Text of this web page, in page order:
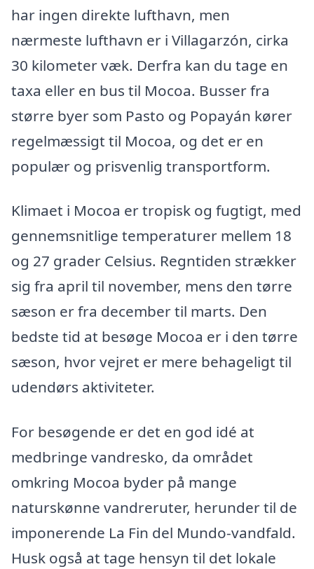
har ingen direkte lufthavn, men
nærmeste lufthavn er i Villagarzón, cirka
30 kilometer væk. Derfra kan du tage en
taxa eller en bus til Mocoa. Busser fra
større byer som Pasto og Popayán kører
regelmæssigt til Mocoa, og det er en
populær og prisvenlig transportform.
Klimaet i Mocoa er tropisk og fugtigt, med
gennemsnitlige temperaturer mellem 18
og 27 grader Celsius. Regntiden strækker
sig fra april til november, mens den tørre
sæson er fra december til marts. Den
bedste tid at besøge Mocoa er i den tørre
sæson, hvor vejret er mere behageligt til
udendørs aktiviteter.
For besøgende er det en god idé at
medbringe vandresko, da området
omkring Mocoa byder på mange
naturskønne vandreruter, herunder til de
imponerende La Fin del Mundo-vandfald.
Husk også at tage hensyn til det lokale